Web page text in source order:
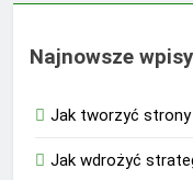
Najnowsze wpisy
Jak tworzyć
Jak wdrożyć